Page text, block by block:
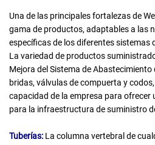
Una de las principales fortalezas de
gama de productos, adaptables a las
específicas de los diferentes sistemas
La variedad de productos
Mejora del Sistema de Abastecimiento
bridas, válvulas de compuerta y
capacidad de la empresa para ofrecer
para la infraestructura de suministro
Tuberías: La columna vertebral de